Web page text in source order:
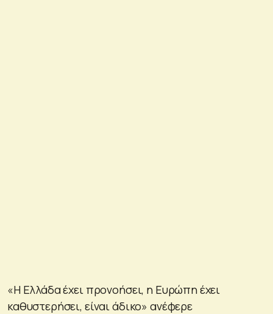
«Η Ελλάδα έχει προνοήσει, η Ευρώπη έχει
καθυστερήσει, είναι άδικο» ανέφερε